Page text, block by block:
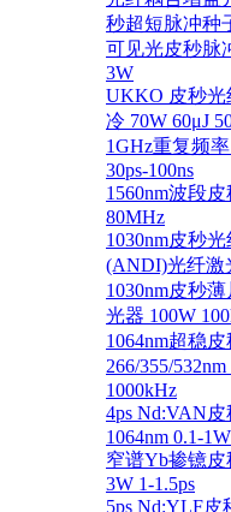
秒超短脉冲种
可见光皮秒脉
3W
UKKO 皮秒光
冷 70W 60μJ
1GHz重复频
30ps-100ns
1560nm波段
80MHz
1030nm皮秒
(ANDI)光纤激
1030nm皮秒
光器 100W
1064nm超稳
266/355/
1000kHz
4ps Nd:VAN
1064nm 0.1-
窄谱Yb掺镱皮
3W 1-1.5ps
5ps Nd:YLF皮